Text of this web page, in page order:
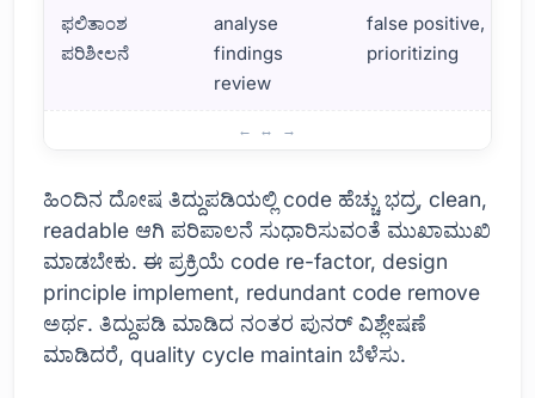
ಫಲಿತಾಂಶ
ಪರಿಶೀಲನೆ
analyse
findings
review
false positive,
prioritizing
ಹಿಂದಿನ ದೋಷ ತಿದ್ದುಪಡಿಯಲ್ಲಿ code ಹೆಚ್ಚು ಭದ್ರ, clean,
readable ಆಗಿ ಪರಿಪಾಲನೆ ಸುಧಾರಿಸುವಂತೆ ಮುಖಾಮುಖಿ
ಮಾಡಬೇಕು. ಈ ಪ್ರಕ್ರಿಯೆ code re-factor, design
principle implement, redundant code remove
ಅರ್ಥ. ತಿದ್ದುಪಡಿ ಮಾಡಿದ ನಂತರ ಪುನರ್ ವಿಶ್ಲೇಷಣೆ
ಮಾಡಿದರೆ, quality cycle maintain ಬೆಳೆಸು.